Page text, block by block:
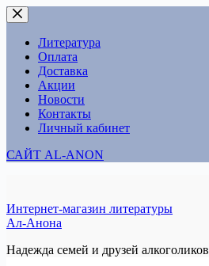
Перейти
к
сути
Литература
Оплата
Доставка
Акции
Новости
Контакты
Личный кабинет
САЙТ AL-ANON
Интернет-магазин литературы
Ал-Анона
Надежда семей и друзей алкоголиков